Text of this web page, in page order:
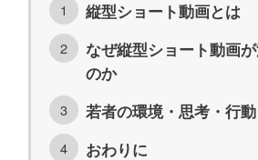
縦型ショート動画とは
なぜ縦型ショート動画
のか
若者の環境・思考・行動
おわりに